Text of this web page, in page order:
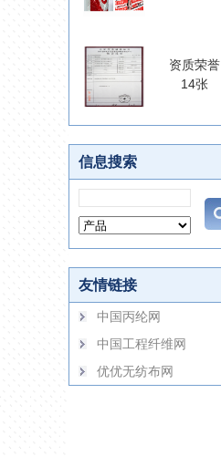
资质荣誉
14张
信息搜索
友情链接
中国丙纶网
中国工程纤维网
优优无纺布网